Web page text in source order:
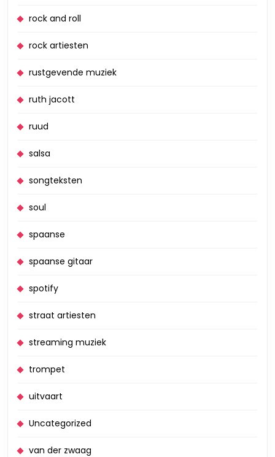
rock and roll
rock artiesten
rustgevende muziek
ruth jacott
ruud
salsa
songteksten
soul
spaanse
spaanse gitaar
spotify
straat artiesten
streaming muziek
trompet
uitvaart
Uncategorized
van der zwaag